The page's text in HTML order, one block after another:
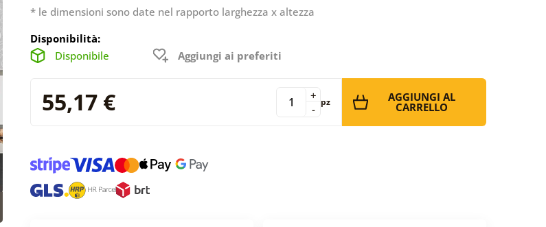
* le dimensioni sono date nel rapporto larghezza x altezza
Disponibilità:
Disponibile
Aggiungi ai preferiti
55,17 € -
+ pz AGGIUNGI AL
CARRELLO